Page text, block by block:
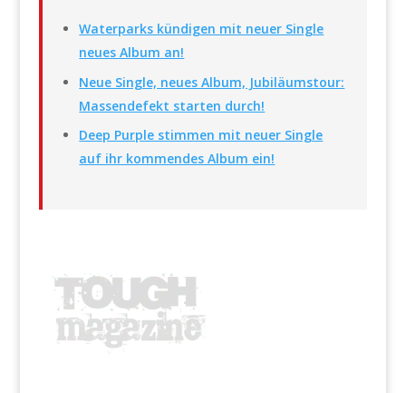
Waterparks kündigen mit neuer Single
neues Album an!
Neue Single, neues Album, Jubiläumstour:
Massendefekt starten durch!
Deep Purple stimmen mit neuer Single
auf ihr kommendes Album ein!